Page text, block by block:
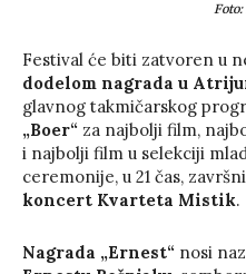
Foto:
Festival će biti zatvoren u
dodelom nagrada u
glavnog takmičarskog
„Boer“ za najbolji film,
i najbolji film u selekciji
ceremonije, u 21 čas,
koncert Kvarteta Mistik.
Nagrada „Ernest“ nosi